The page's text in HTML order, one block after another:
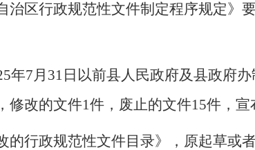
治区行政规范性文件制定程序规定》
5年7月 31 日以前县人民政府及县政府办
修改的文件1件，废止的文件15件，宣
的行政规范性文件目录》，原起草